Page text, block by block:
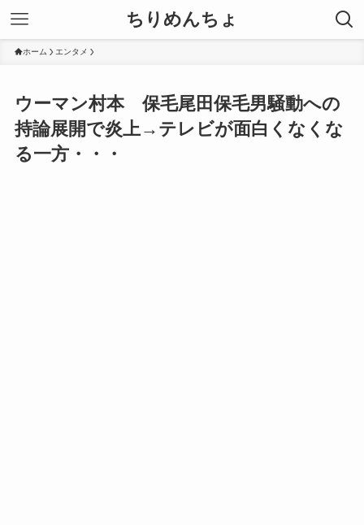
ちりめんちょ
ホーム エンタメ
ウーマン村本 保毛尾田保毛男騒動への
持論展開で炎上→テレビが面白くなくな
る一方・・・